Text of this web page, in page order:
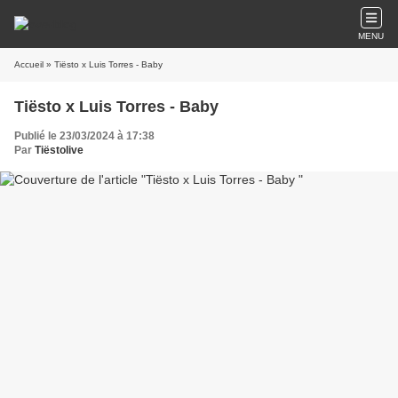
MENU
Accueil » Tiësto x Luis Torres - Baby
Tiësto x Luis Torres - Baby
Publié le 23/03/2024 à 17:38
Par Tiëstolive